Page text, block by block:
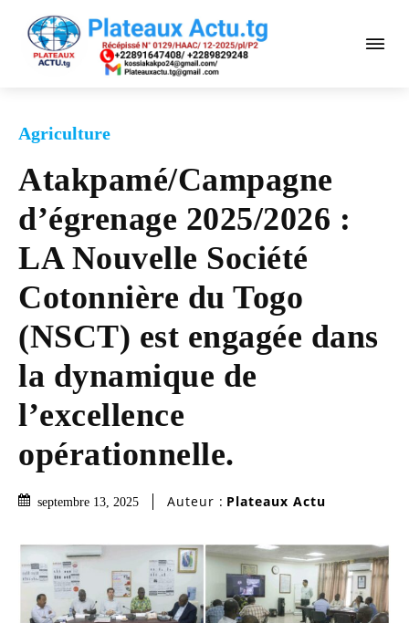
Agriculture
Atakpamé/Campagne
d’égrenage 2025/2026 :
LA Nouvelle Société
Cotonnière du Togo
(NSCT) est engagée dans
la dynamique de
l’excellence
opérationnelle.
septembre 13, 2025 Auteur : Plateaux Actu